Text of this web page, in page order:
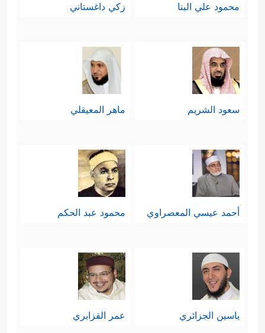
محمود علي البنا زكي داغستاني
سعود الشريم ماهر المعيقلي
أحمد عيسي المعصراوي محمود عبد الحكم
ياسين الجزائري عمر القزابري